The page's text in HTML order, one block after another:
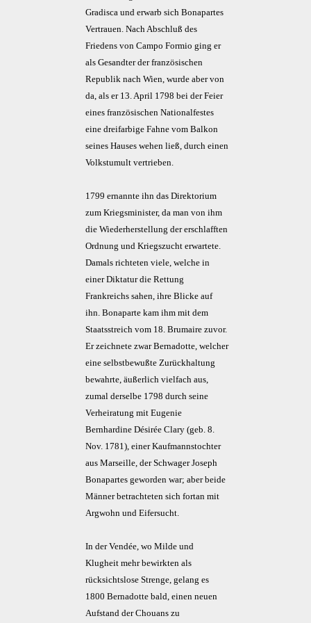
Gradisca und erwarb sich Bonapartes
Vertrauen. Nach Abschluß des
Friedens von Campo Formio ging er
als Gesandter der französischen
Republik nach Wien, wurde aber von
da, als er 13. April 1798 bei der Feier
eines französischen Nationalfestes
eine dreifarbige Fahne vom Balkon
seines Hauses wehen ließ, durch einen
Volkstumult vertrieben.
1799 ernannte ihn das Direktorium
zum Kriegsminister, da man von ihm
die Wiederherstellung der erschlafften
Ordnung und Kriegszucht erwartete.
Damals richteten viele, welche in
einer Diktatur die Rettung
Frankreichs sahen, ihre Blicke auf
ihn. Bonaparte kam ihm mit dem
Staatsstreich vom 18. Brumaire zuvor.
Er zeichnete zwar Bernadotte, welcher
eine selbstbewußte Zurückhaltung
bewahrte, äußerlich vielfach aus,
zumal derselbe 1798 durch seine
Verheiratung mit Eugenie
Bernhardine Désirée Clary (geb. 8.
Nov. 1781), einer Kaufmannstochter
aus Marseille, der Schwager Joseph
Bonapartes geworden war; aber beide
Männer betrachteten sich fortan mit
Argwohn und Eifersucht.
In der Vendée, wo Milde und
Klugheit mehr bewirkten als
rücksichtslose Strenge, gelang es
1800 Bernadotte bald, einen neuen
Aufstand der Chouans zu